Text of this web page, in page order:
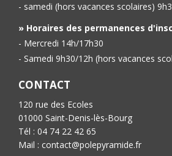
- samedi (hors vacances scolaires)
» Horaires des permanences
- Mercredi 14h/17h30
- Samedi 9h30/12h (hors vacances
CONTACT
120 rue des Ecoles
01000 Saint-Denis-lès-Bourg
Tél : 04 74 22 42 65
Mail : contact@polepyramide.fr